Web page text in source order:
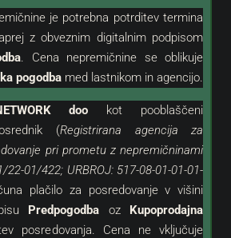
je potrebna potrditev termina
z obveznim digitalnim podpisom
. Cena nepremičnine se oblikuje
pogodbamed lastnikom in agencijo.
doo kot pooblaščeni
(Registrirana agencija za
pri prometu z nepremičninami
22-01/422; URBROJ: 517-08-01-01-01-
plačilo za posredovanje v višini
Predpogodba oz Kupoprodajna
posredovanja. Cena ne vključuje